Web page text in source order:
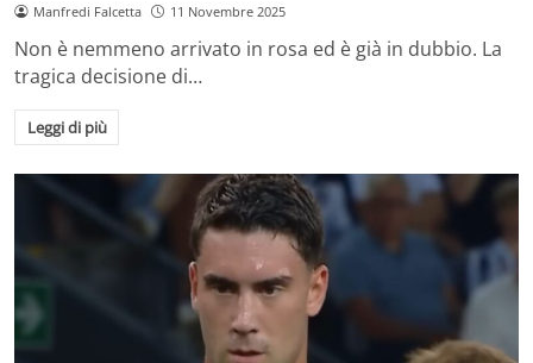
Manfredi Falcetta 11 Novembre 2025
Non è nemmeno arrivato in rosa ed è già in dubbio. La
tragica decisione di…
Leggi di più